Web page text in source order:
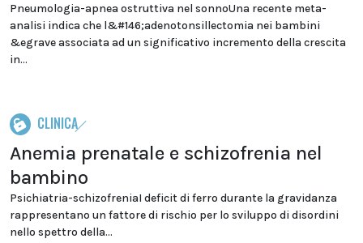
Pneumologia-apnea ostruttiva nel sonnoUna recente meta-
analisi indica che l&#146;adenotonsillectomia nei bambini
&egrave associata ad un significativo incremento della crescita
in...
CLINICA
Anemia prenatale e schizofrenia nel
bambino
Psichiatria-schizofreniaI deficit di ferro durante la gravidanza
rappresentano un fattore di rischio per lo sviluppo di disordini
nello spettro della...